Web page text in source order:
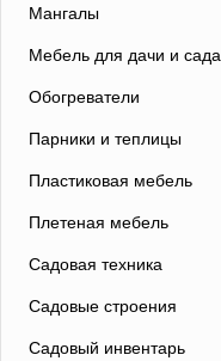
Мангалы
Мебель для дачи и сада
Обогреватели
Парники и теплицы
Пластиковая мебель
Плетеная мебель
Садовая техника
Садовые строения
Садовый инвентарь